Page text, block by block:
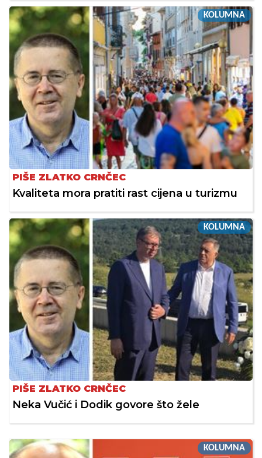
KOLUMNA
PIŠE ZLATKO CRNČEC
Kvaliteta mora pratiti rast cijena u turizmu
KOLUMNA
PIŠE ZLATKO CRNČEC
Neka Vučić i Dodik govore što žele
KOLUMNA